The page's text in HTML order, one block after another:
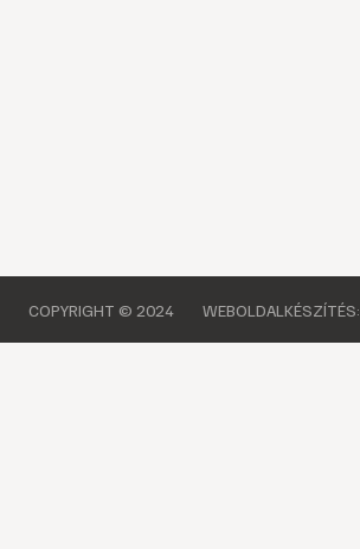
COPYRIGHT © 2024 WEBOLDALKÉSZÍTÉS: